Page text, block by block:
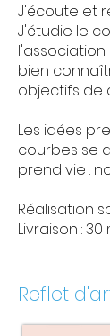
J'écoute et
J'étudie le
bien
objectifs de
Les idées
courbes se
prend vie :
Réalisation
Livraison :
Reflet